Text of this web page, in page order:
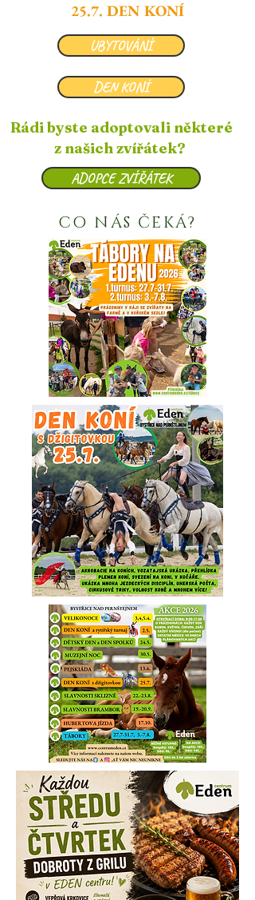
25.7. DEN KONÍ
UBYTOVÁNÍ
DEN KONÍ
Rádi byste adoptovali některé
z našich zvířátek?
ADOPCE ZVÍŘÁTEK
CO NÁS ČEKÁ?